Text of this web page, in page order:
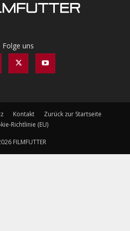
Folge uns
Kontakt
Zurück zur Startseite
Richtlinie (EU)
FILMFUTTER